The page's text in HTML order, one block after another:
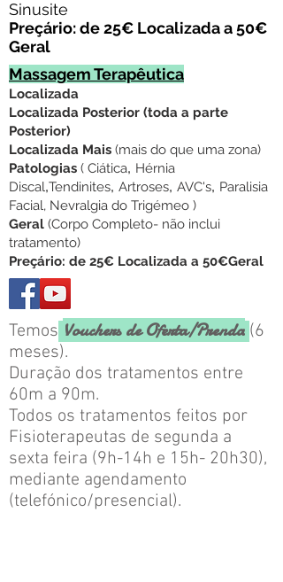
Sinusite
Preçário: de 25€ Localizada a 50€
Geral
Massagem Terapêutica
Localizada
Localizada Posterior (toda a parte
Posterior)
Localizada Mais (mais do que uma zona)
Patologias ( Ciática, Hérnia
Discal,Tendinites, Artroses, AVC's, Paralisia
Facial, Nevralgia do Trigémeo )
Geral (Corpo Completo- não inclui
tratamento)
Preçário: de 25€ Localizada a 50€Geral
Temos Vouchers de Oferta/Prenda (6
meses).
Duração dos tratamentos entre
60m a 90m.
Todos os tratamentos feitos por
Fisioterapeutas de segunda a
sexta feira (9h-14h e 15h- 20h30),
mediante agendamento
(telefónico/presencial).